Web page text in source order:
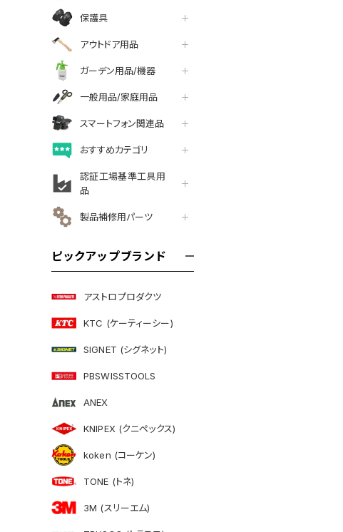
保護具
アウトドア用品
ガーデン用品/機器
一般用品/家庭用品
スマートフォン関連品
おすすめカテゴリ
認証工場基準工具用
品
製品補修用パーツ
ピックアップブランド
アストロプロダクツ
KTC (ケーティーシー)
SIGNET (シグネット)
PBSWISSTOOLS
ANEX
KNIPEX (クニペックス)
koken (コーケン)
TONE (トネ)
3M (スリーエム)